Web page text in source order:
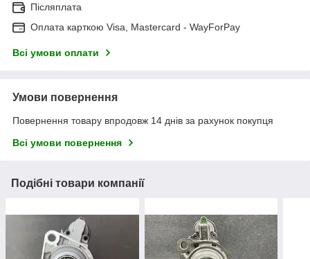
Післяплата
Оплата карткою Visa, Mastercard - WayForPay
Всі умови оплати
Умови повернення
Повернення товару впродовж 14 днів за рахунок покупця
Всі умови повернення
Подібні товари компанії